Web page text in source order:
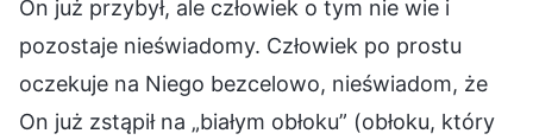
On już przybył, ale człowiek o tym nie wie i
pozostaje nieświadomy. Człowiek po prostu
oczekuje na Niego bezcelowo, nieświadom, że
On już zstąpił na „białym obłoku” (obłoku, który